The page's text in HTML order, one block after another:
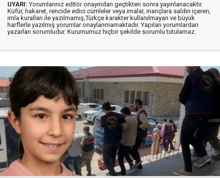
UYARI: Yorumlarınız editör onayından geçtikten sonra yayınlanacaktır.
Küfür, hakaret, rencide edici cümleler veya imalar, inançlara saldırı içeren,
imla kuralları ile yazılmamış,Türkçe karakter kullanılmayan ve büyük
harflerle yazılmış yorumlar onaylanmamaktadır. Yapılan yorumlardan
yazarları sorumludur. Kurumumuz hiçbir şekilde sorumlu tutulamaz.